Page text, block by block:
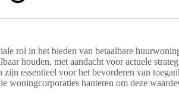
rol in het bieden van betaalbare
houden, met aandacht voor actuele
essentieel voor het bevorderen van
woningcorporaties hanteren om deze